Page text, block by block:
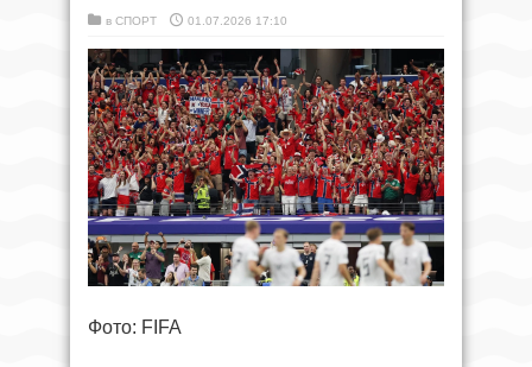
в СПОРТ 01.07.2026 17:10
Фото: FIFA